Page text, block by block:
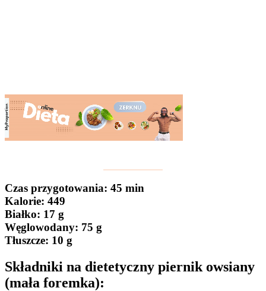
Czas przygotowania: 45 min
Kalorie: 449
Białko: 17 g
Węglowodany: 75 g
Tłuszcze: 10 g
Składniki na dietetyczny piernik owsiany
(mała foremka):